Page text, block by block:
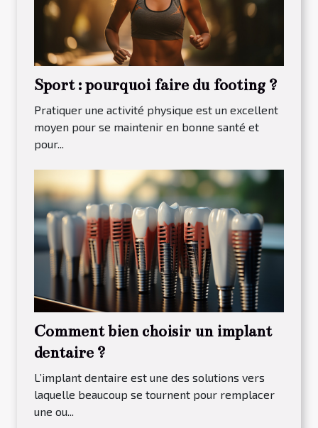
Sport : pourquoi faire du footing ?
Pratiquer une activité physique est un excellent
moyen pour se maintenir en bonne santé et
pour...
Comment bien choisir un implant
dentaire ?
L’implant dentaire est une des solutions vers
laquelle beaucoup se tournent pour remplacer
une ou...